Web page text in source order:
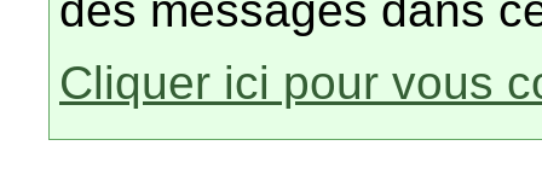
Cliquer ici pour vous